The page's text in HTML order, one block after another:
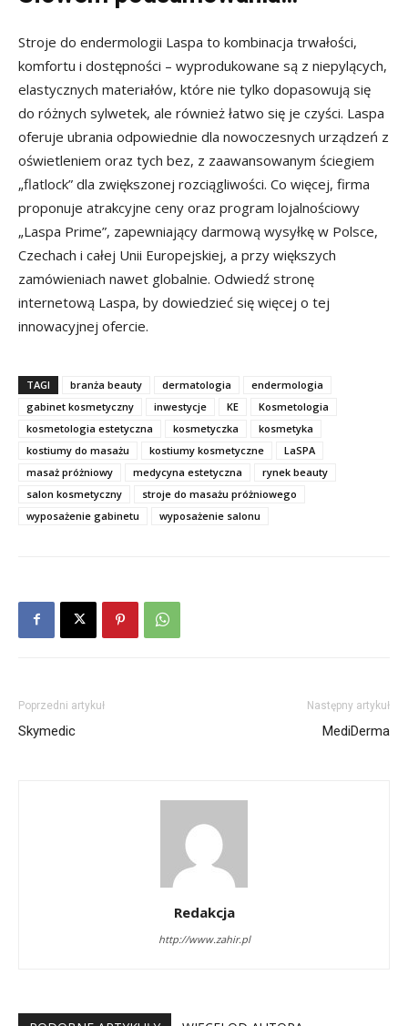
Stroje do endermologii Laspa to kombinacja trwałości,
komfortu i dostępności – wyprodukowane są z niepylących,
elastycznych materiałów, które nie tylko dopasowują się
do różnych sylwetek, ale również łatwo się je czyści. Laspa
oferuje ubrania odpowiednie dla nowoczesnych urządzeń z
oświetleniem oraz tych bez, z zaawansowanym ściegiem
„flatlock” dla zwiększonej rozciągliwości. Co więcej, firma
proponuje atrakcyjne ceny oraz program lojalnościowy
„Laspa Prime”, zapewniający darmową wysyłkę w Polsce,
Czechach i całej Unii Europejskiej, a przy większych
zamówieniach nawet globalnie. Odwiedź stronę
internetową Laspa, by dowiedzieć się więcej o tej
innowacyjnej ofercie.
TAGI branża beauty dermatologia
endermologia
gabinet kosmetyczny
inwestycje KE
Kosmetologia
kosmetologia estetyczna
kosmetyczka
kosmetyka
kostiumy do masażu
kostiumy kosmetyczne
LaSPA
masaż próżniowy
medycyna estetyczna
rynek beauty
salon kosmetyczny
stroje do masażu próżniowego
wyposażenie gabinetu
wyposażenie salonu
Poprzedni artykuł
Skymedic
Następny artykuł
MediDerma
Redakcja
http://www.zahir.pl